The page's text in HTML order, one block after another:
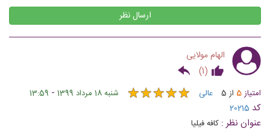
ارسال نظر
الهام مولایی
(
1
)
امتیاز5 از 5 عالی ★★★★★
★★★★★ شنبه 18 مرداد 1399 -
13:59
کد 20215
عنوان نظر : کافه فیلیا